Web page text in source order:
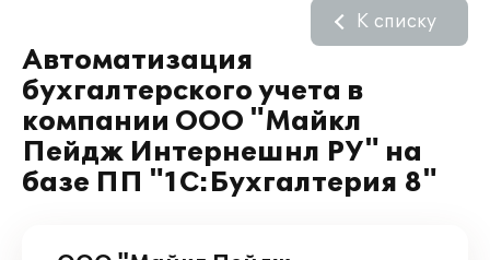
Автоматизация
бухгалтерского учета в
компании ООО "Майкл
Пейдж Интернешнл РУ" на
базе ПП "1С:Бухгалтерия 8"
К списку